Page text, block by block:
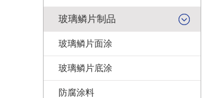
玻璃鳞片制品
玻璃鳞片面涂
玻璃鳞片底涂
防腐涂料